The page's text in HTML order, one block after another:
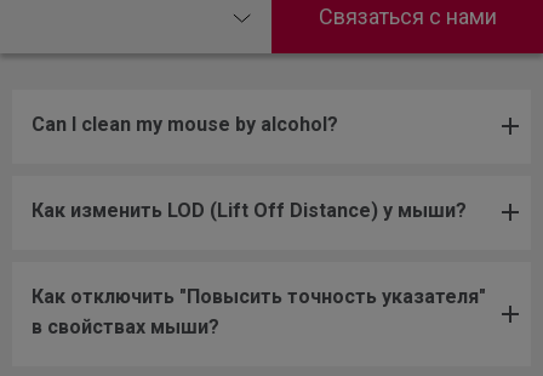
Связаться с нами
Can I clean my mouse by alcohol?
Как изменить LOD (Lift Off Distance) у мыши?
Как отключить "Повысить точность указателя"
в свойствах мыши?